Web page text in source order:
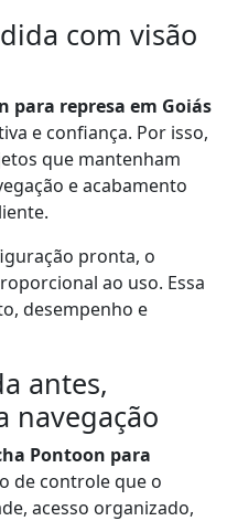
com visão
para represa em Goiás
e confiança. Por isso,
que mantenham
e acabamento
pronta, o
ao uso. Essa
desempenho e
antes,
navegação
Pontoon para
de controle que o
acesso organizado,